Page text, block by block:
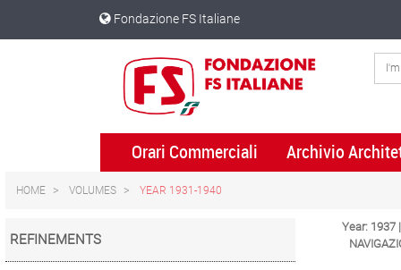
content
navigation
Fondazione FS Italiane
Orari Commerciali Archivio
HOME VOLUMES YEAR 1931-1940
REFINEMENTS
Year: 1937